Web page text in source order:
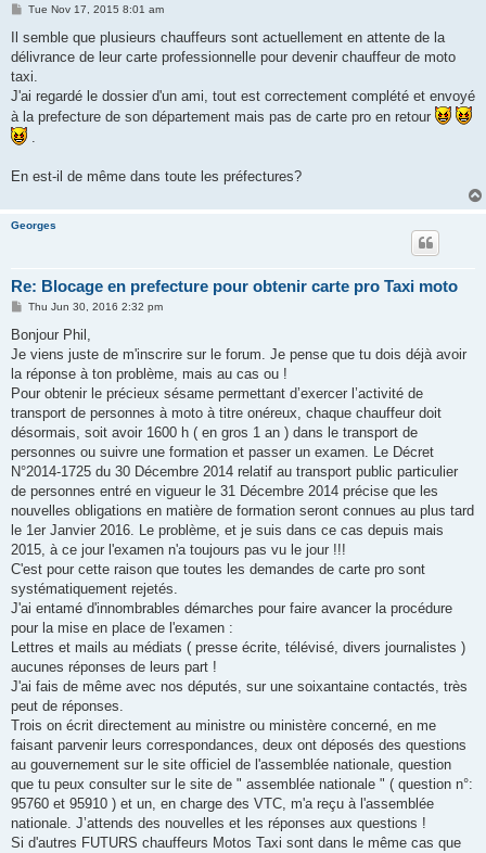
P
s
Tue Nov 17, 2015 8:01 am
Il semble que plusieurs chauffeurs sont actuellement en attente de la
délivrance de leur carte professionnelle pour devenir chauffeur de moto
taxi.
J'ai regardé le dossier d'un ami, tout est correctement complété et envoyé
à la prefecture de son département mais pas de carte pro en retour
En est-il de même dans toute les préfectures?
Georges
Re: Blocage en prefecture pour obtenir carte pro Taxi moto
P
s
Thu Jun 30, 2016 2:32 pm
Bonjour Phil,
Je viens juste de m'inscrire sur le forum. Je pense que tu dois déjà avoir
la réponse à ton problème, mais au cas ou !
Pour obtenir le précieux sésame permettant d’exercer l’activité de
transport de personnes à moto à titre onéreux, chaque chauffeur doit
désormais, soit avoir 1600 h ( en gros 1 an ) dans le transport de
personnes ou suivre une formation et passer un examen. Le Décret
N°2014-1725 du 30 Décembre 2014 relatif au transport public particulier
de personnes entré en vigueur le 31 Décembre 2014 précise que les
nouvelles obligations en matière de formation seront connues au plus tard
le 1er Janvier 2016. Le problème, et je suis dans ce cas depuis mais
2015, à ce jour l'examen n'a toujours pas vu le jour !!!
C'est pour cette raison que toutes les demandes de carte pro sont
systématiquement rejetés.
J'ai entamé d'innombrables démarches pour faire avancer la procédure
pour la mise en place de l'examen :
Lettres et mails au médiats ( presse écrite, télévisé, divers journalistes )
aucunes réponses de leurs part !
J'ai fais de même avec nos députés, sur une soixantaine contactés, très
peut de réponses.
Trois on écrit directement au ministre ou ministère concerné, en me
faisant parvenir leurs correspondances, deux ont déposés des questions
au gouvernement sur le site officiel de l'assemblée nationale, question
que tu peux consulter sur le site de " assemblée nationale " ( question n°:
95760 et 95910 ) et un, en charge des VTC, m'a reçu à l'assemblée
nationale. J’attends des nouvelles et les réponses aux questions !
Si d'autres FUTURS chauffeurs Motos Taxi sont dans le même cas que